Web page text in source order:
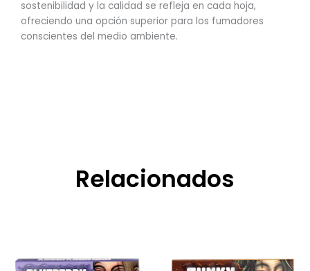
sostenibilidad y la calidad se refleja en cada hoja,
ofreciendo una opción superior para los fumadores
conscientes del medio ambiente.
Relacionados